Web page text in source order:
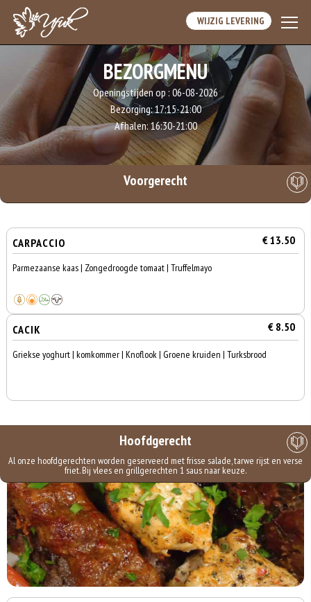
WIJZIG LEVERING
BEZORGMENU
Openingstijden op : 06-08-2026
Bezorging:17:15-21:00
Afhalen:16:30-21:00
Voorgerecht
CARPACCIO € 13.50
Parmezaanse kaas | Zongedroogde tomaat | Truffelmayo
CACIK € 8.50
Griekse yoghurt | komkommer | Knoflook | Groene kruiden | Turksbrood
Hoofdgerecht
Al onze hoofdgerechten worden geserveerd met frisse salade, tarwe rijst en verse
friet. Bij vlees en grillgerechten 1 saus naar keuze.